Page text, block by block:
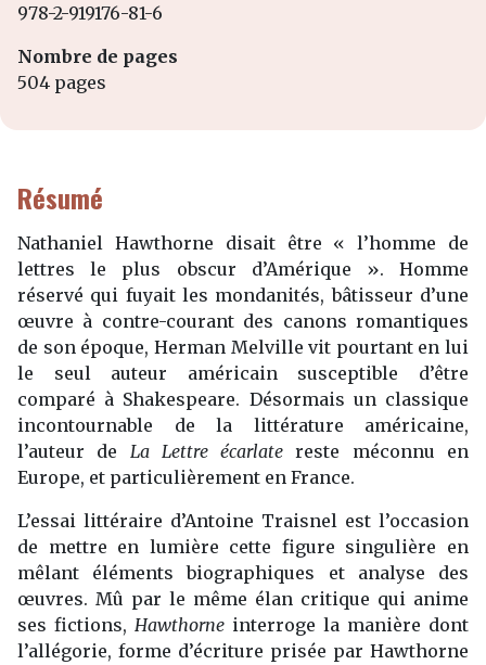
978-2-919176-81-6
Nombre de pages
504 pages
Résumé
Nathaniel Hawthorne disait être « l’homme de
lettres le plus obscur d’Amérique ». Homme
réservé qui fuyait les mondanités, bâtisseur d’une
œuvre à contre-courant des canons romantiques
de son époque, Herman Melville vit pourtant en lui
le seul auteur américain susceptible d’être
comparé à Shakespeare. Désormais un classique
incontournable de la littérature américaine,
l’auteur de La Lettre écarlate reste méconnu en
Europe, et particulièrement en France.
L’essai littéraire d’Antoine Traisnel est l’occasion
de mettre en lumière cette figure singulière en
mêlant éléments biographiques et analyse des
œuvres. Mû par le même élan critique qui anime
ses fictions, Hawthorne interroge la manière dont
l’allégorie, forme d’écriture prisée par Hawthorne